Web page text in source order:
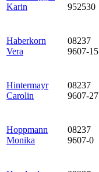
Karin
952530
Haberkorn
Vera
08237
9607-15
Hintermayr
Carolin
08237
9607-27
Hoppmann
Monika
08237
9607-0